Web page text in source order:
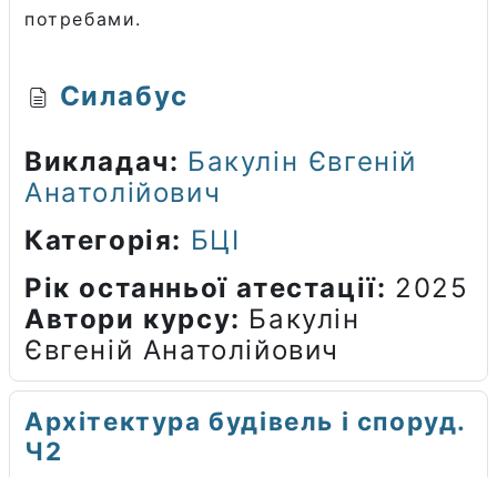
потребами.
Силабус
Викладач: Бакулін Євгеній
Анатолійович
Категорія: БЦІ
Рік останньої атестації: 2025
Автори курсу: Бакулін
Євгеній Анатолійович
Архітектура будівель і споруд.
Ч2